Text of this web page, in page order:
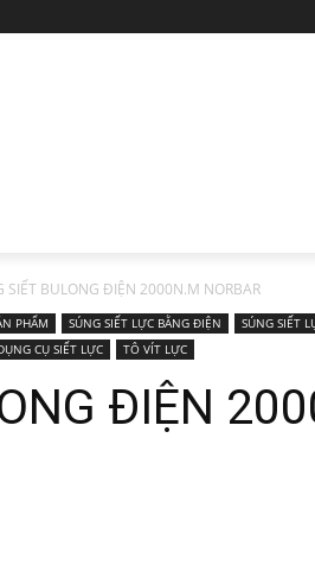
SIẾT BULONG ĐIỆN 2000N.M NORBAR
PHẨM SÚNG SIẾT LỰC BẰNG ĐIỆN
SÚNG SIẾT
CỤ SIẾT LỰC TÔ VÍT LỰC
ĐIỆN